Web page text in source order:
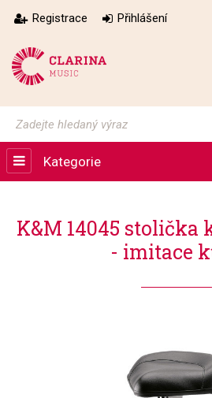
Registrace Přihlášení
Kategorie
K&M 14045 stolička
- imitace